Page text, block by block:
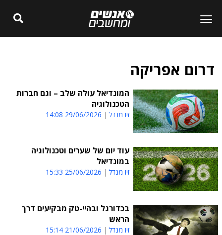
דרום אפריקה
המונדיאל עולה שלב – וגם חברות
הטכנולוגיה
זיו מנדל 29/06/2026 14:08
עוד יום של שערים וטכנולוגיה
במונדיאל
זיו מנדל 25/06/2026 15:33
בכדורגל ובהיי-טק מבקיעים דרך
הראש
זיו מנדל 21/06/2026 15:14